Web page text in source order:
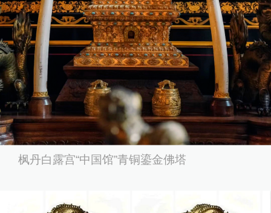
枫丹白露宫“中国馆”青铜鎏金佛塔